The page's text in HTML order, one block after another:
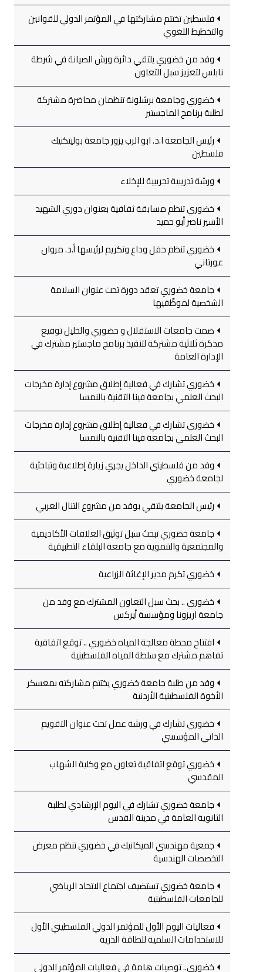
فلسطين تختتم مشاركتها في المؤتمر الدولي للقوانين
والتخطيط اللغوي
وفد من خضوري يلتقي دائرة ورش الصيانة في شرطة
نابلس لتعزيز سبل التعاون
خضوري وجامعة برشلونة تنظمان محاضرة مشتركة
لطلبة برنامج الماجستير
رئيس الجامعة ا.د. ابو الرب يزور جامعة بوليتكنيك
فلسطين
ورشة تدريبية تجريبية للإخلاء
خضوري تنظم مسابقة ثقافية بعنوان دوري الشهيد
الأسير ناصر أبو حميد
خضوري تنظم حفل وداع وتكريم لرئيسها أ.د. مروان
عورتاني
جامعة خضوري تعقد دورة تحت عنوان السلامة
الشخصية لموظّفيها
ضمت جامعات الاستقلال و خضوري والخليل توقيع
مذكرة ثلاثية مشتركة لتنفيذ برنامج ماجستير مشترك في
الإدارة العامة
خضوري تشارك في فعالية إطلاق مشروع إدارة مخرجات
البحث العلمي بجامعة فينا التقنية بالنمسا
خضوري تشارك في فعالية إطلاق مشروع إدارة مخرجات
البحث العلمي بجامعة فينا التقنية بالنمسا
وفد من فلسطيني الداخل يجري زيارة إطلاعية وتباحثية
لجامعة خضوري
رئيس الجامعة يلتقي بوفد من مشروع التنال العربي
جامعة خضوري تبحث سبل توثيق العلاقات الأكاديمية
والمجتمعية والتنموية مع جامعة البلقاء التطبيقية
خضوري تكرم مدير الإغاثة الزراعية
خضوري .. بحث سبل التعاون المشترك مع وفد من
جامعة اريزونا ومؤسسة أيركس
افتتاح محطة معالجة المياه خضوري .. توقع اتفاقية
تفاهم مشترك مع سلطة المياه الفلسطينية
وفد من طلبة جامعة خضوري يختتم مشاركته بمعسكر
الأخوة الفلسطينية الأردنية
خضوري تشارك في ورشة عمل تحت عنوان التقويم
الذاتي المؤسسي
خضوري توقع اتفاقية تعاون مع وكلية الشهاب
المقدسي
جامعة خضوري تشارك في اليوم الإرشادي لطلبة
الثانوية العامة في مدينة القدس
جمعية مهندسي الميكانيك في خضوري تنظم معرض
التخصصات الهندسية
جامعة خضوري تستضيف اجتماع الاتحاد الرياضي
للجامعات الفلسطينية
فعاليات اليوم الأول للمؤتمر الدولي الفلسطيني الأول
للاستخدامات السلمية للطاقة الذرية
خضوري.. توصيات هامة في فعاليات المؤتمر الدولي